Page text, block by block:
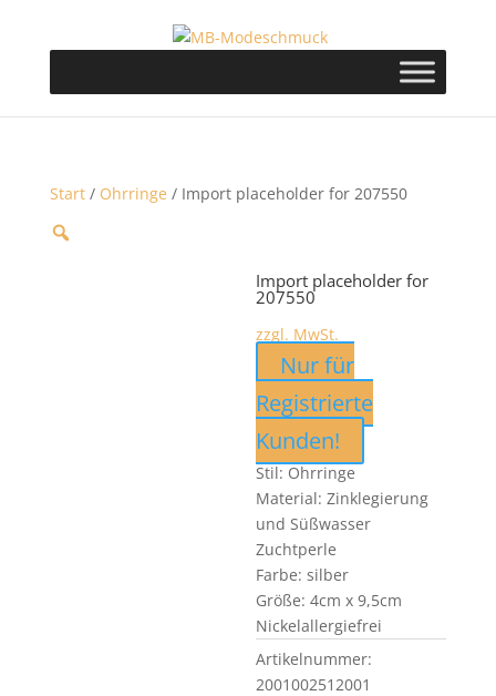
Start/ Ohrringe / Import placeholder for 207550
Import placeholder for
207550
zzgl. MwSt.
Nur für
Registrierte
Kunden!
Stil: Ohrringe
Material: Zinklegierung
und Süßwasser
Zuchtperle
Farbe: silber
Größe: 4cm x 9,5cm
Nickelallergiefrei
Artikelnummer:
2001002512001